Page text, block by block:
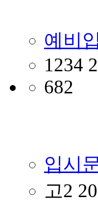
예비
1234
682
입시
고2